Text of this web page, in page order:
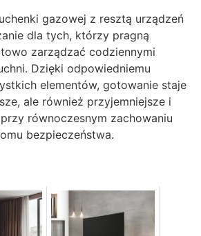
gazowej z resztą urządzeń
dla tych, którzy pragną
zarządzać codziennymi
Dzięki odpowiedniemu
elementów, gotowanie staje
ale również przyjemniejsze i
równoczesnym zachowaniu
bezpieczeństwa.